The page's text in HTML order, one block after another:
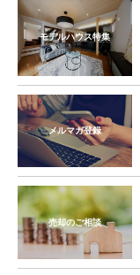
モデルハウス特集
メルマガ登録
売却のご相談